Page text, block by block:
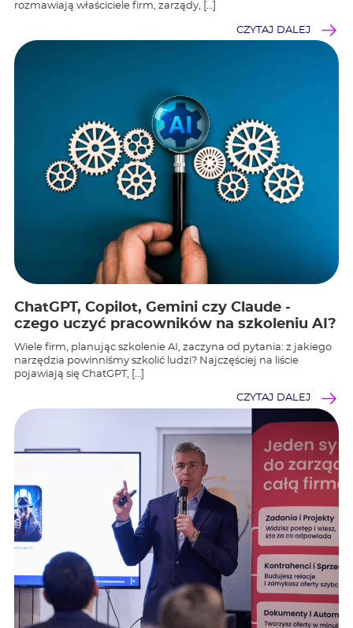
rozmawiają właściciele firm, zarządy, […]
CZYTAJ DALEJ
ChatGPT, Copilot, Gemini czy Claude -
czego uczyć pracowników na szkoleniu AI?
Wiele firm, planując szkolenie AI, zaczyna od pytania: z jakiego
narzędzia powinniśmy szkolić ludzi? Najczęściej na liście
pojawiają się ChatGPT, […]
CZYTAJ DALEJ